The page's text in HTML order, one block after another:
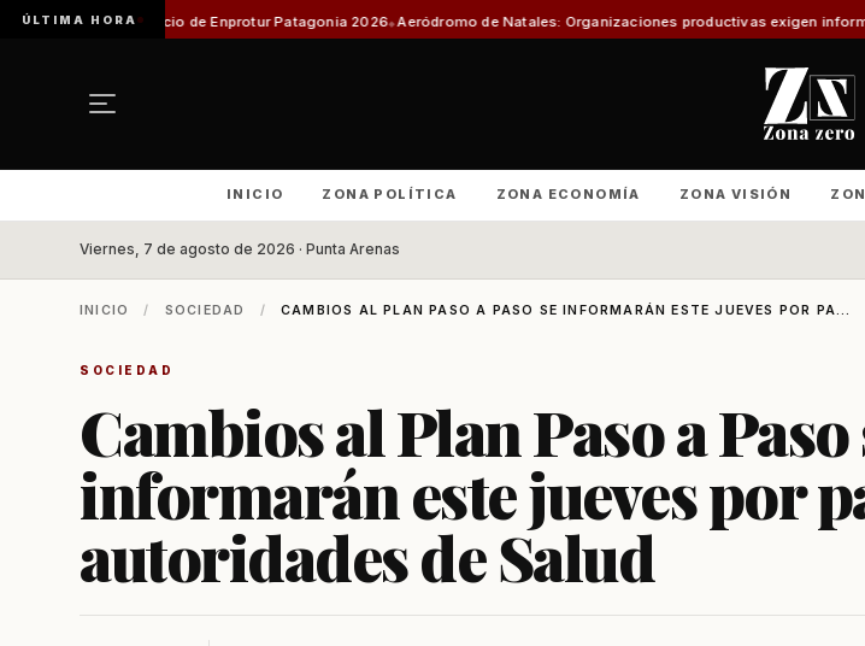
ÚLTIMA HORA
inicio de Enprotur Patagonia 2026 Aeródromo de Natales: Organizaciones productivas exigen informe técnico y
INICIO ZONA POLÍTICA ZONA ECONOMÍA ZONA VISIÓN
Viernes, 7 de agosto de 2026 · Punta Arenas
INICIO / SOCIEDAD / CAMBIOS AL PLAN PASO A PASO SE INFORMARÁN ESTE JUEVES POR PA...
SOCIEDAD
Cambios al Plan Paso a Paso
informarán este jueves por
autoridades de Salud